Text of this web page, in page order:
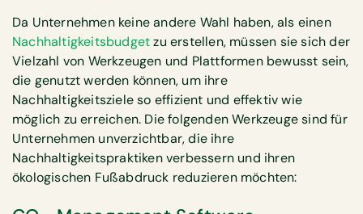
Da Unternehmen keine andere Wahl haben, als einen
Nachhaltigkeitsbudgetzu erstellen, müssen sie sich der
Vielzahl von Werkzeugen und Plattformen bewusst sein,
die genutzt werden können, um ihre
Nachhaltigkeitsziele so effizient und effektiv wie
möglich zu erreichen. Die folgenden Werkzeuge sind für
Unternehmen unverzichtbar, die ihre
Nachhaltigkeitspraktiken verbessern und ihren
ökologischen Fußabdruck reduzieren möchten: